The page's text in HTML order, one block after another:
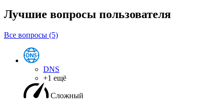
Лучшие вопросы пользователя
Все вопросы (5)
DNS
+1 ещё
Сложный